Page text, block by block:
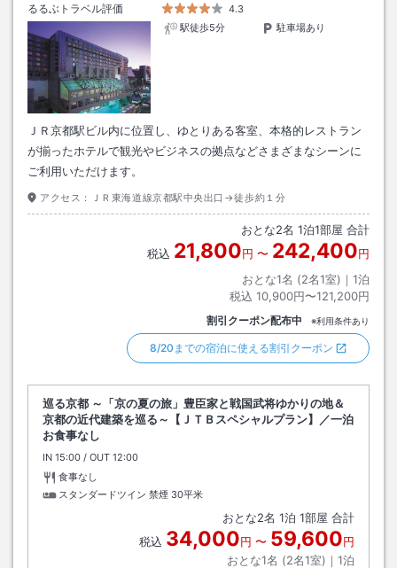
るるぶトラベル評価
4.3
駅徒歩5分
駐車場あり
ＪＲ京都駅ビル内に位置し、ゆとりある客室、本格的レストラン
が揃ったホテルで観光やビジネスの拠点などさまざまなシーンに
ご利用いただけます。
アクセス： ＪＲ東海道線京都駅中央出口→徒歩約１分
おとな2名 1泊1部屋 合計
税込 21,800円 〜 242,400円
おとな1名 (2名1室)｜ 1泊
税込 10,900円〜121,200円
割引クーポン配布中 ※利用条件あり
8/20までの宿泊に使える割引クーポン
巡る京都 ～「京の夏の旅」豊臣家と戦国武将ゆかりの地＆
京都の近代建築を巡る～【ＪＴＢスペシャルプラン】／一泊
お食事なし
IN チェックイン
15:00 / OUT チェックアウト
12:00
食事なし
スタンダードツイン 禁煙 30平米
おとな2名 1泊 1部屋 合計
税込 34,000円 〜 59,600円
おとな1名 (2名1室)｜ 1泊